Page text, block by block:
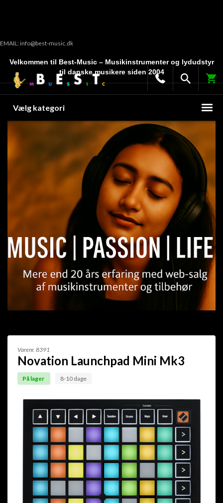
EMAIL: info@best-music.dk
Velkommen til Best-Music – Musikinstrumenter og lydudstyr
til danske musikere siden 2004
Vælg kategori
Varenr. 8391
Novation Launchpad Mini Mk3
På lager 8-10 dage